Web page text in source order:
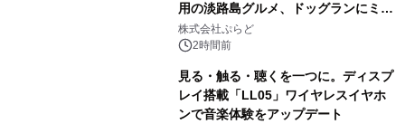
用の淡路島グルメ、ドッグランにミニ
プール グランピングとトレーラーハウ
スの2施設で
株式会社ぷらど
2時間前
見る・触る・聴くを一つに。ディスプ
レイ搭載「LL05」ワイヤレスイヤホ
ンで音楽体験をアップデート